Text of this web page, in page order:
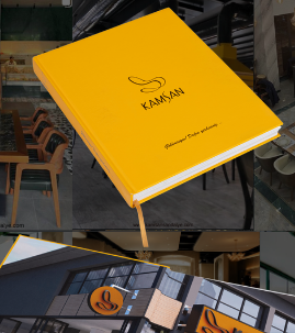
Ürün Bilgisi Katalog